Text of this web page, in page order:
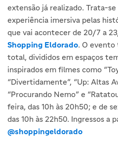
extensão já realizado. Trata-se
experiência imersiva pelas
que vai acontecer de 20/7 a
Shopping Eldorado. O evento
total, divididos em espaços
inspirados em filmes como
“Divertidamente”, “Up: Altas
“Procurando Nemo” e
feira, das 10h às 20h50; e de
das 10h às 22h50. Ingressos a
@shoppingeldorado